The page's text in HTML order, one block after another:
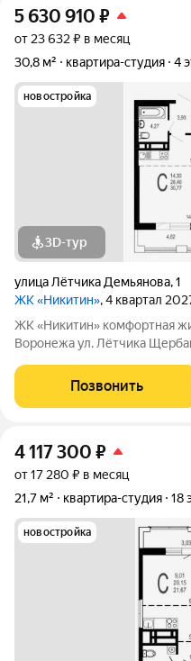
5 630 910 ₽
от 23 632 ₽ в месяц
30,8 м²
квартира-студия 4
новостройка
3D-тур
улица Лётчика Демьянова,1
ЖК «Никитин», 4 квартал
ЖК «Никитин» комфортная жизнь в Ленинском районе
Воронежа ул. Лётчика Щербакова / Демьянова Ленинский
Современный жилой
цирк, парк им. Дурова, ТЦ,
Позвонить
4 117 300 ₽
от 17 280 ₽ в месяц
21,7 м²
квартира-студия 18
новостройка